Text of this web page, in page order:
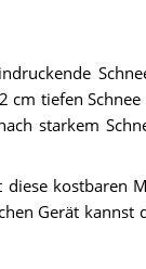
tiefen
starkem
kostbaren
Gerät